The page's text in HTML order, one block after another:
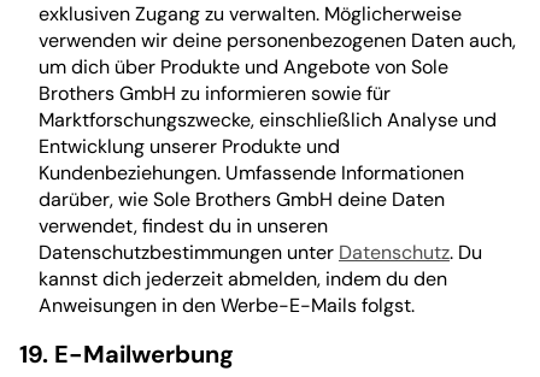
exklusiven Zugang zu verwalten. Möglicherweise
verwenden wir deine personenbezogenen Daten auch,
um dich über Produkte und Angebote von Sole
Brothers GmbH zu informieren sowie für
Marktforschungszwecke, einschließlich Analyse und
Entwicklung unserer Produkte und
Kundenbeziehungen. Umfassende Informationen
darüber, wie Sole Brothers GmbH deine Daten
verwendet, findest du in unseren
Datenschutzbestimmungen unter Datenschutz. Du
kannst dich jederzeit abmelden, indem du den
Anweisungen in den Werbe-E-Mails folgst.
19. E-Mailwerbung